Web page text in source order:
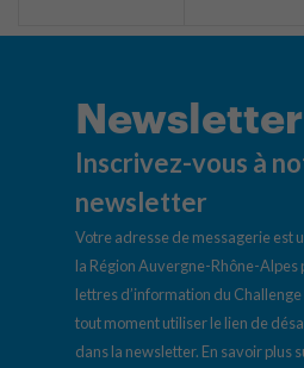
Newsletter
Inscrivez-vous à
newsletter
Votre adresse de messagerie est
la Région Auvergne-Rhône-Alpes
lettres d’information du
tout moment utiliser le lien de
dans la newsletter. En savoir plus